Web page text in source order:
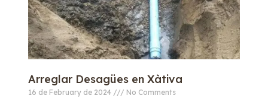
Arreglar Desagües en Xàtiva
16 de February de 2024 No Comments